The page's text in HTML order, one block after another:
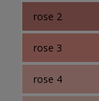
rose 2
rose 3
rose 4